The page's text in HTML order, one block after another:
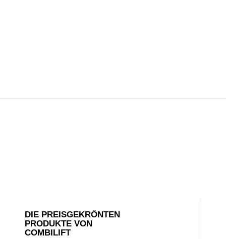
DIE PREISGEKRÖNTEN
PRODUKTE VON
COMBILIFT